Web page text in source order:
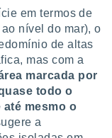
em termos de
nível do mar), o
de altas
mas com a
marcada por
todo o
mesmo o
a